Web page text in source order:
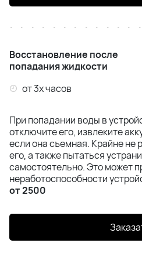
Восстановление после
попадания жидкости
от 3х часов
При попадании воды в
отключите его, извлеките
если она съемная. Крайне не
его, а также пытаться
самостоятельно. Это может
неработоспособности
от 2500